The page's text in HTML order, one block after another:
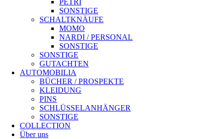
PETRI
SONSTIGE
SCHALTKNÄUFE
MOMO
NARDI / PERSONAL
SONSTIGE
SONSTIGE
GUTACHTEN
AUTOMOBILIA
BÜCHER / PROSPEKTE
KLEIDUNG
PINS
SCHLÜSSELANHÄNGER
SONSTIGE
COLLECTION
Über uns